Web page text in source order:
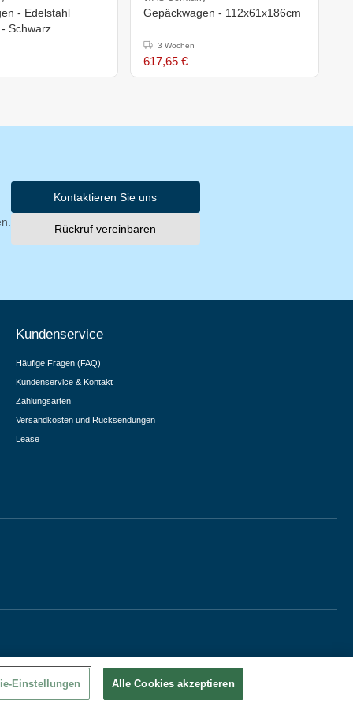
- Edelstahl
Schwarz
Gepäckwagen - 112x61x186cm
3 Wochen
617,65 €
Kontaktieren Sie uns
Rückruf vereinbaren
Kundenservice
Häufige Fragen (FAQ)
Kundenservice & Kontakt
Zahlungsarten
Versandkosten und Rücksendungen
Lease
Einstellungen Alle Cookies akzeptieren